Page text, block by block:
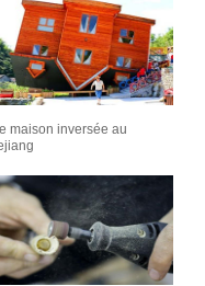
maison inversée au